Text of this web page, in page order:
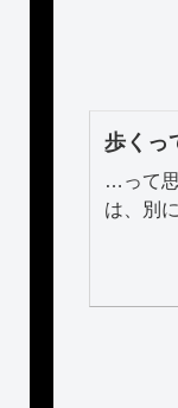
歩くっ
…って
は、別